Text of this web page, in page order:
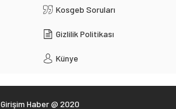
Kosgeb Soruları
Gizlilik Politikası
Künye
Girişim Haber @ 2020